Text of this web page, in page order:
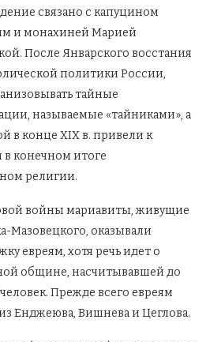
связано с капуцином
и монахиней Марией
После Январского восстания
политики России,
тайные
называемые «тайниками», а
в конце XIX в. привели к
конечном итоге
религии.
войны мариавиты, живущие
Мазовецкого, оказывали
евреям, хотя речь идет о
общине, насчитывавшей до
Прежде всего евреям
Енджеюва, Вишнева и Цеглова.